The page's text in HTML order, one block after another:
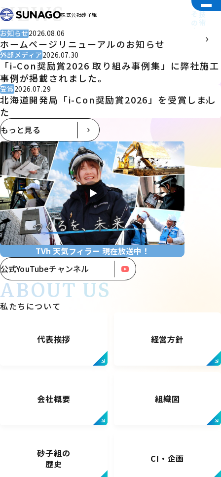
株式会社砂子組 技術で未来を切り拓く。
その中心に「人」がいる。
NEWS
お知らせ2026.08.06
ホームページリニューアルのお知らせ
外部メディア2026.07.30
「i-Con奨励賞2026 取り組み事例集」に弊社施工
事例が掲載されました。
受賞2026.07.29
北海道開発局「i-Con奨励賞2026」を受賞しまし
た
もっと見る
TVh 天気フィラー 現在放送中！
公式YouTubeチャンネル
私たちについて
ABOUT US
代表挨拶 経営方針
会社概要 組織図
砂子組の
歴史
CI・企画